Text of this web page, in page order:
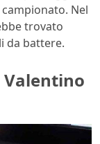
Nel
trovato
da battere.
Valentino